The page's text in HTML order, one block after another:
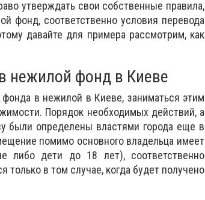
утверждать свои собственные правила,
фонд, соответственно условия перевода
давайте для примера рассмотрим, как
нежилой фонд в Киеве
в нежилой в Киеве, заниматься этим
Порядок необходимых действий, а
были определены властями города еще в
помимо основного владельца имеет
либо дети до 18 лет), соответственно
в том случае, когда будет получено